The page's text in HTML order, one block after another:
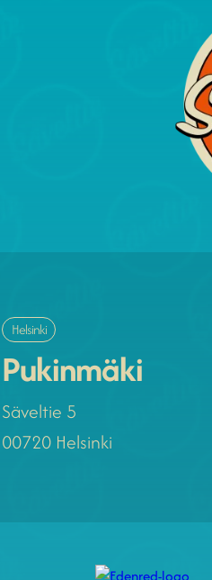
Helsinki
Pukinmäki
Säveltie 5
00720 Helsinki